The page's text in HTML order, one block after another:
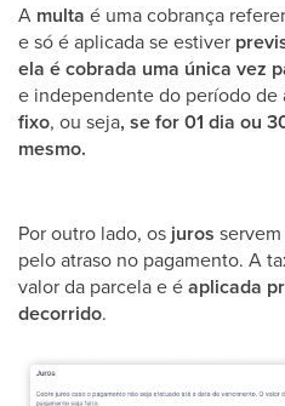
A multa é uma cobrança
e só é aplicada se estiver
ela é cobrada uma única vez
e independente do período de
fixo, ou seja, se for 01 dia ou
mesmo.
Por outro lado, os juros
pelo atraso no pagamento. A
valor da parcela e éaplicada
decorrido.